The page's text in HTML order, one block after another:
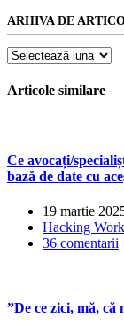
ARHIVA DE
Arhiva
articole
Articole similare
Ce avocați/
bază de date cu
19 martie
Hacking Work
36 comentarii
”De ce zici, mă,